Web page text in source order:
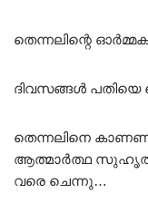
തെന്നലിന്റെ
ദിവസങ്ങൾ
തെന്നലിനെ
ആത്മാർത്ഥ
വരെ ചെന്നു…